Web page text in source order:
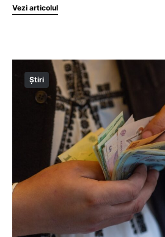
Vezi articolul
Știri